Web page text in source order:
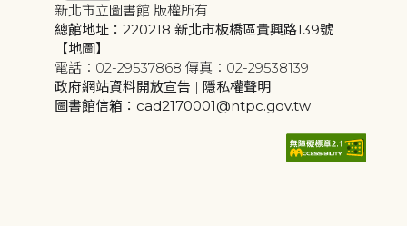
新北市立圖書館 版權所有
總館地址：220218 新北市板橋區貴興路139號
【地圖】
電話：02-29537868 傳真：02-29538139
政府網站資料開放宣告 | 隱私權聲明
圖書館信箱：cad2170001@ntpc.gov.tw